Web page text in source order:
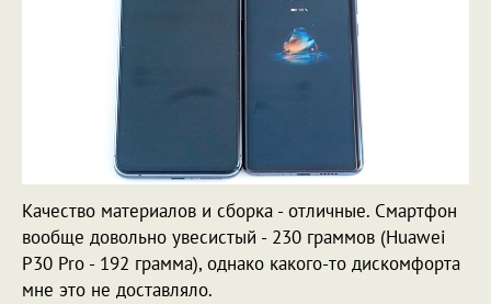
Качество материалов и сборка - отличные. Смартфон
вообще довольно увесистый - 230 граммов (Huawei
P30 Pro - 192 грамма), однако какого-то дискомфорта
мне это не доставляло.